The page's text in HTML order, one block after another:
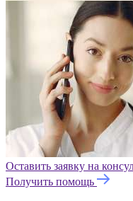
Оставить заявку на
Получить помощь